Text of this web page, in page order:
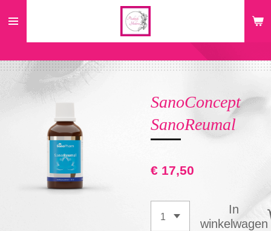
de
hoofdinhoud
SanoConcept
SanoReumal
€ 17,50
In
winkelwagen